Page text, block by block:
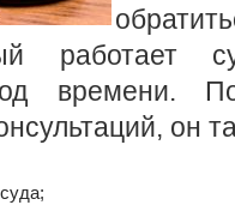
работает
времени.
он